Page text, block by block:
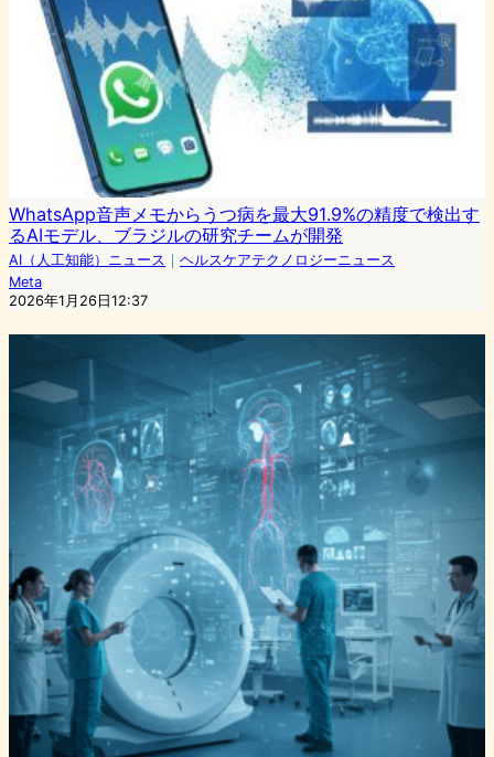
WhatsApp音声メモからうつ病を最大91.9%の精度で検出す
るAIモデル、ブラジルの研究チームが開発
AI（人工知能）ニュース ｜ ヘルスケアテクノロジーニュース
Meta
2026年1月26日12:37